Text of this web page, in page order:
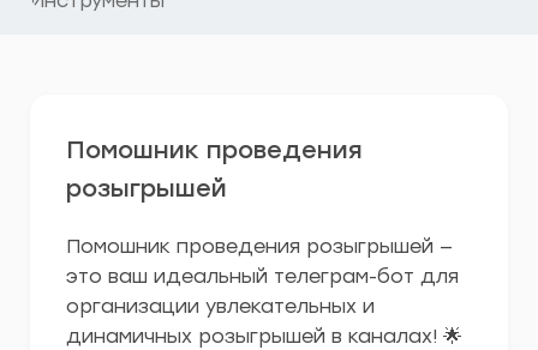
Помошник проведения
розыгрышей
Помошник проведения розыгрышей —
это ваш идеальный телеграм-бот для
организации увлекательных и
динамичных розыгрышей в каналах! 🌟